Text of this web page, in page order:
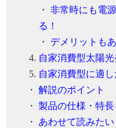
・ 非常時にも電
る！
・ デメリットも
自家消費型太陽
自家消費型に適
・ 解説のポイント
・ 製品の仕様・特長
・ あわせて読みたい